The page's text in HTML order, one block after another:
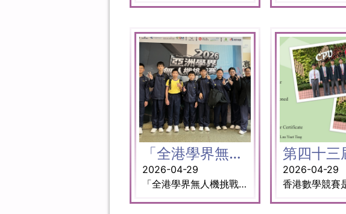
「全港學界無人機挑戰賽2026 (中學組)」
2026-04-29
「全港學界無人機挑戰賽 2026 (中學組)」是一場結合技術、策略與團隊協作的創新賽事。本屆比賽融入 AR 氣球射擊、紅外線解碼及編程任務，旨在提升學生的邏輯思維與即時解難能力。賽事亮點包括「AR 射擊及障礙賽」，考驗隊員間的精準配合與反應速度；以及「協作飛行挑戰」，模擬真實世界無人機應用的場景，通過合作完成挑戰，引領學生探索科技創新的無限可能。 成績： AR 射擊及障礙賽（遙控項目）：二級認證 協作飛行挑戰（編程項目）：二級認證 參與同學： 1B 陳可祈 1B 歐梓朗 1B 譚柏麟 1C 孫穎文 2C 林灝龍 指導老師: 林悅禮老師, 郭敬生老師 校友導師: 蔡旨暘
2026-04-29